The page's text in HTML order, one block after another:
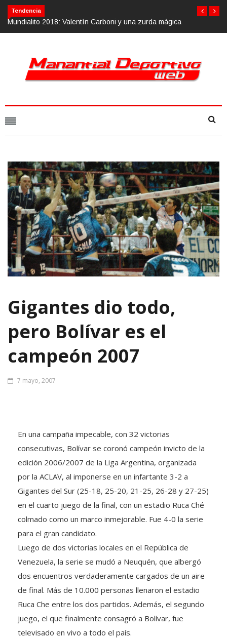
Tendencia
mágicaCalvario Race 2018, 10 de noviembre
Gigantes dio todo,
pero Bolívar es el
campeón 2007
7 mayo, 2007
En una campaña impecable, con 32 victorias
consecutivas, Bolívar se coronó campeón invicto de la
edición 2006/2007 de la Liga Argentina, organizada
por la ACLAV, al imponerse en un infartante 3-2 a
Gigantes del Sur (25-18, 25-20, 21-25, 26-28 y 27-25)
en el cuarto juego de la final, con un estadio Ruca Ché
colmado como un marco inmejorable. Fue 4-0 la serie
para el gran candidato.
Luego de dos victorias locales en el República de
Venezuela, la serie se mudó a Neuquén, que albergó
dos encuentros verdaderamente cargados de un aire
de final. Más de 10.000 personas llenaron el estadio
Ruca Che entre los dos partidos. Además, el segundo
juego, el que finalmente consagró a Bolívar, fue
televisado en vivo a todo el país.